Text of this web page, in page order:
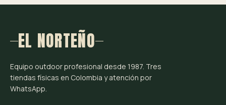
EL NORTEÑO
Equipo outdoor profesional desde 1987. Tres
tiendas físicas en Colombia y atención por
WhatsApp.